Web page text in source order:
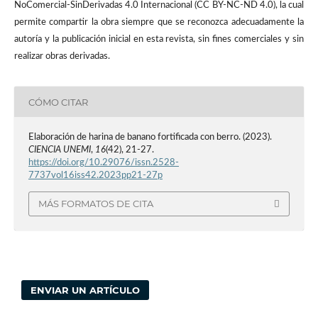
NoComercial-SinDerivadas 4.0 Internacional (CC BY-NC-ND 4.0), la cual
permite compartir la obra siempre que se reconozca adecuadamente la
autoría y la publicación inicial en esta revista, sin fines comerciales y sin
realizar obras derivadas.
CÓMO CITAR
Elaboración de harina de banano fortificada con berro. (2023).
CIENCIA UNEMI, 16(42), 21-27.
https://doi.org/10.29076/issn.2528-
7737vol16iss42.2023pp21-27p
MÁS FORMATOS DE CITA
ENVIAR UN ARTÍCULO